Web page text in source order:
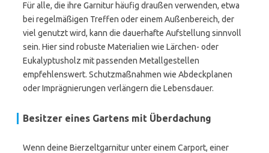
Für alle, die ihre Garnitur häufig draußen verwenden, etwa
bei regelmäßigen Treffen oder einem Außenbereich, der
viel genutzt wird, kann die dauerhafte Aufstellung sinnvoll
sein. Hier sind robuste Materialien wie Lärchen- oder
Eukalyptusholz mit passenden Metallgestellen
empfehlenswert. Schutzmaßnahmen wie Abdeckplanen
oder Imprägnierungen verlängern die Lebensdauer.
Besitzer eines Gartens mit Überdachung
Wenn deine Bierzeltgarnitur unter einem Carport, einer